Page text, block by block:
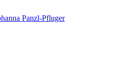
Panzl-Pfluger